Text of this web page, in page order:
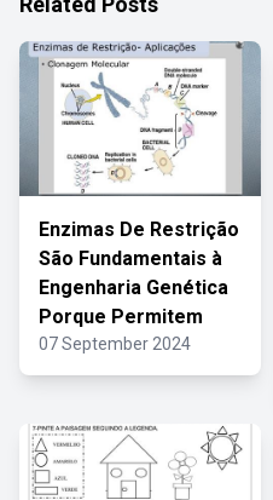
Enzimas De Restrição
São Fundamentais à
Engenharia Genética
Porque Permitem
07 September 2024